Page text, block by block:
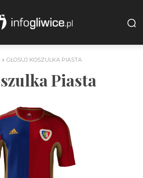
GŁOSUJ KOSZULKA PIASTA
Piasta